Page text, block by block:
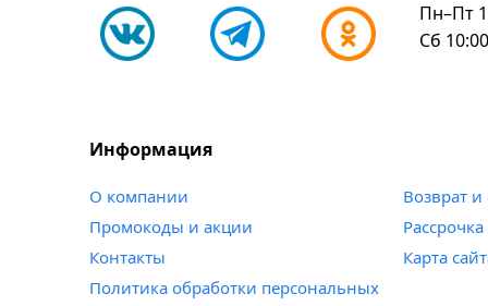
Пн–Пт
Сб
Информация
о компании
возврат
промокоды и акции
контакты
карта
политика обработки персональных